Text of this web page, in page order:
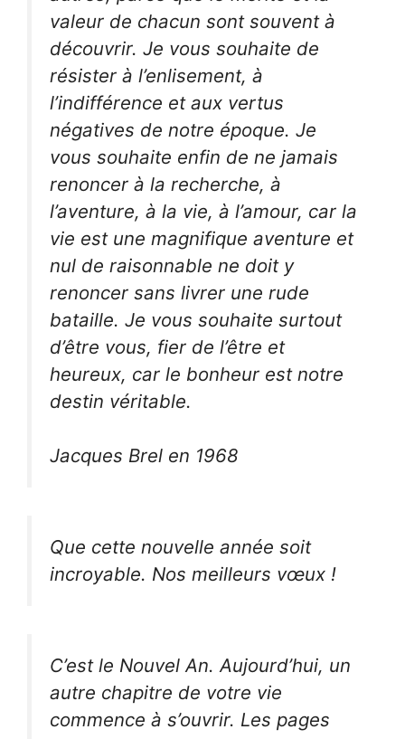
valeur de chacun sont souvent à
découvrir. Je vous souhaite de
résister à l’enlisement, à
l’indifférence et aux vertus
négatives de notre époque. Je
vous souhaite enfin de ne jamais
renoncer à la recherche, à
l’aventure, à la vie, à l’amour, car la
vie est une magnifique aventure et
nul de raisonnable ne doit y
renoncer sans livrer une rude
bataille. Je vous souhaite surtout
d’être vous, fier de l’être et
heureux, car le bonheur est notre
destin véritable.
Jacques Brel en 1968
Que cette nouvelle année soit
incroyable. Nos meilleurs vœux !
C’est le Nouvel An. Aujourd’hui, un
autre chapitre de votre vie
commence à s’ouvrir. Les pages